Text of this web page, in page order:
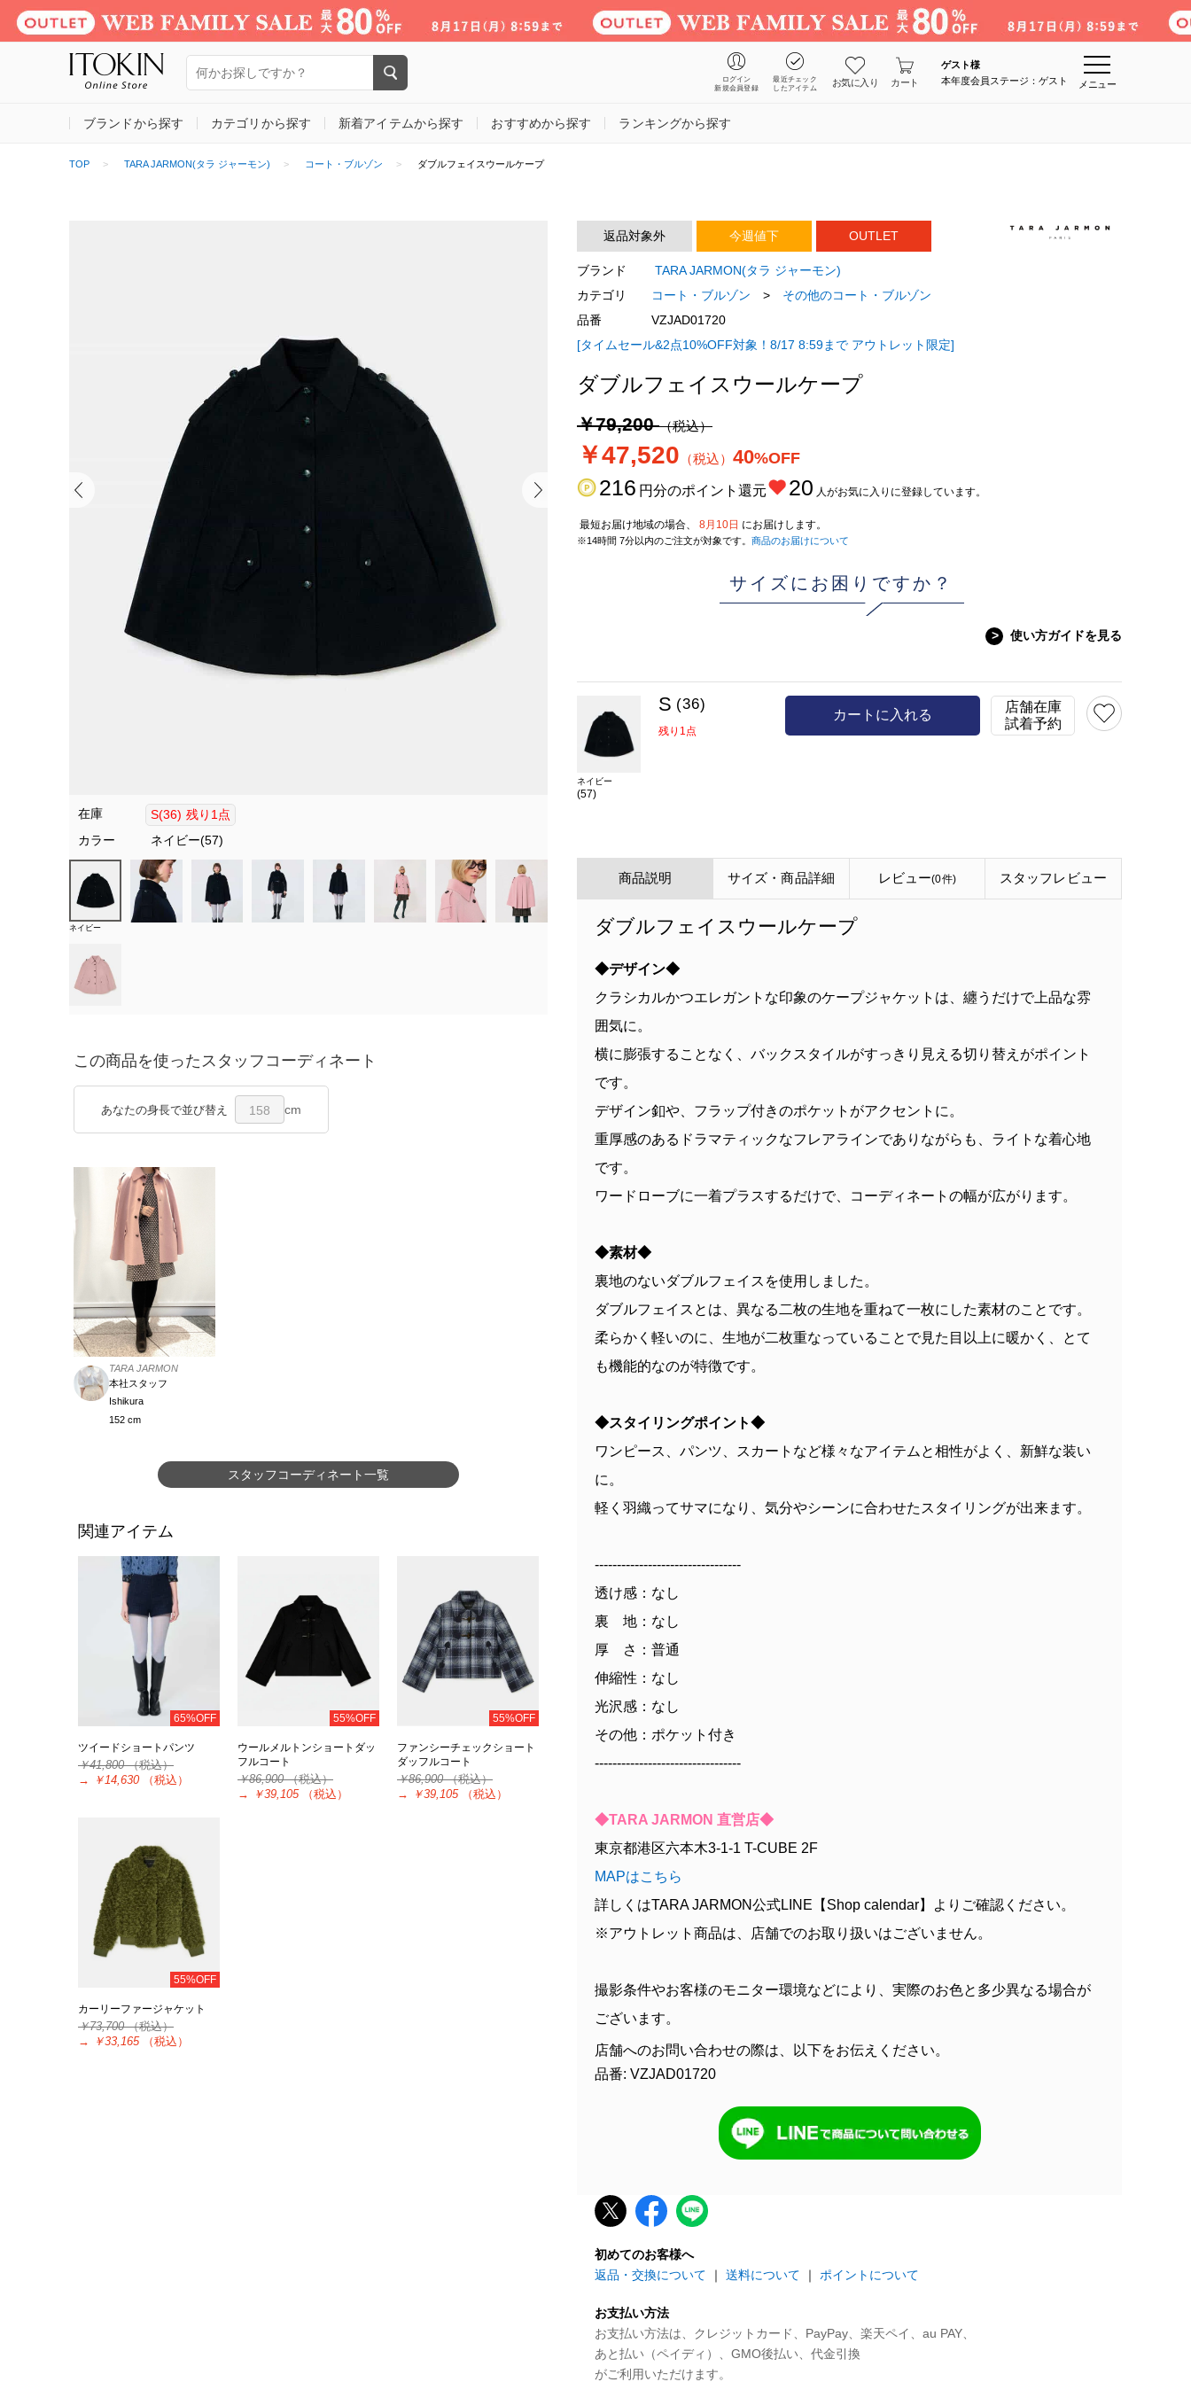
ログイン
新規会員登録
最近チェック
したアイテム
お気に入り カート
ゲスト様
本年度会員ステージ：ゲスト
メニュー
ブランドから探す カテゴリから探す 新着アイテムから探す おすすめから探す ランキングから探す
TOP TARA JARMON(タラ ジャーモン) コート・ブルゾン ダブルフェイスウールケープ
在庫 S(36) 残り1点
カラー
ネイビー(57)
ネイビー
この商品を使ったスタッフコーディネート
あなたの身長で並び替え 158 cm
TARA JARMON
本社スタッフ
Ishikura
152 cm
スタッフコーディネート一覧
関連アイテム
65%OFF
ツイードショートパンツ
￥41,800（税込）
→
￥14,630 （税込）
55%OFF
ウールメルトンショートダッ
フルコート
￥86,900（税込）
→
￥39,105 （税込）
55%OFF
ファンシーチェックショート
ダッフルコート
￥86,900（税込）
→
￥39,105 （税込）
55%OFF
カーリーファージャケット
￥73,700（税込）
→
￥33,165 （税込）
返品対象外 今週値下 OUTLET
ブランド
TARA JARMON(タラ ジャーモン)
カテゴリ
コート・ブルゾン >
その他のコート・ブルゾン
品番
VZJAD01720
[タイムセール&2点10%OFF対象！8/17 8:59まで アウトレット限定]
ダブルフェイスウールケープ
￥79,200（税込）
￥47,520 （税込） 40%OFF
216 円分のポイント還元 20 人がお気に入りに登録しています。
最短お届け地域の場合、 8月10日 にお届けします。
※14時間 7分以内のご注文が対象です。 商品のお届けについて
サイズにお困りですか？
> 使い方ガイドを見る
ネイビー
(57)
S (36)
残り1点
カートに入れる
店舗在庫
試着予約
商品説明 サイズ・商品詳細 レビュー(0件) スタッフ レビュー
ダブルフェイスウールケープ
◆デザイン◆
クラシカルかつエレガントな印象のケープジャケットは、纏うだけで上品な雰
囲気に。
横に膨張することなく、バックスタイルがすっきり見える切り替えがポイント
です。
デザイン釦や、フラップ付きのポケットがアクセントに。
重厚感のあるドラマティックなフレアラインでありながらも、ライトな着心地
です。
ワードローブに一着プラスするだけで、コーディネートの幅が広がります。
◆素材◆
裏地のないダブルフェイスを使用しました。
ダブルフェイスとは、異なる二枚の生地を重ねて一枚にした素材のことです。
柔らかく軽いのに、生地が二枚重なっていることで見た目以上に暖かく、とて
も機能的なのが特徴です。
◆スタイリングポイント◆
ワンピース、パンツ、スカートなど様々なアイテムと相性がよく、新鮮な装い
に。
軽く羽織ってサマになり、気分やシーンに合わせたスタイリングが出来ます。
---------------------------------
透け感：なし
裏 地：なし
厚 さ：普通
伸縮性：なし
光沢感：なし
その他：ポケット付き
---------------------------------
◆TARA JARMON 直営店◆
東京都港区六本木3-1-1 T-CUBE 2F
MAPはこちら
詳しくはTARA JARMON公式LINE【Shop calendar】よりご確認ください。
※アウトレット商品は、店舗でのお取り扱いはございません。
撮影条件やお客様のモニター環境などにより、実際のお色と多少異なる場合が
ございます。
店舗へのお問い合わせの際は、以下をお伝えください。
品番: VZJAD01720
初めてのお客様へ
返品・交換について ｜ 送料について ｜ ポイントについて
お支払い方法
お支払い方法は、クレジットカード、PayPay、楽天ペイ、au PAY、
あと払い（ペイディ）、GMO後払い、代金引換
がご利用いただけます。